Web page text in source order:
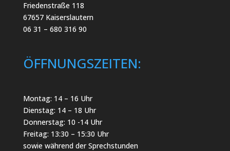
Friedenstraße 118
67657 Kaiserslautern
06 31 – 680 316 90
ÖFFNUNGSZEITEN:
Montag: 14 – 16 Uhr
Dienstag: 14 – 18 Uhr
Donnerstag: 10 -14 Uhr
Freitag: 13:30 – 15:30 Uhr
sowie während der Sprechstunden